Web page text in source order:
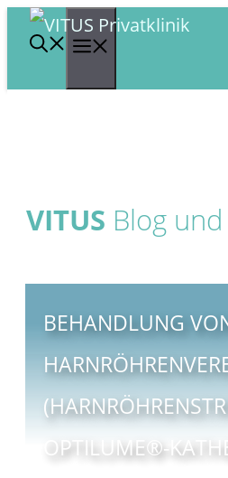
Zum
Inhalt
springen
VITUS Blog
BEHANDLUNG
OPTILUME®-